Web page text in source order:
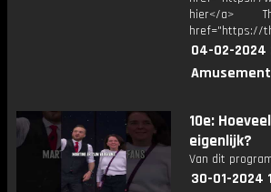
hier</a>
href="https://
04-02-2024
10e:
eigenlijk?
Van dit
30-01-2024